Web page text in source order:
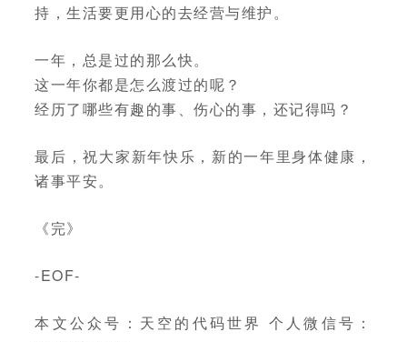
持，生活要更用心的去经营与维护。
一年，总是过的那么快。
这一年你都是怎么渡过的呢？
经历了哪些有趣的事、伤心的事，还记得吗？
最后，祝大家新年快乐，新的一年里身体健康，
诸事平安。
《完》
-EOF-
本文公众号：天空的代码世界 个人微信号：